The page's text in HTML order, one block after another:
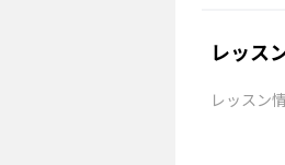
レッス
レッスン